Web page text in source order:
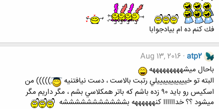
فك كنم ده ام بيادجوابا
atp2
Aug 13, 2016
باحال ميشهههههههههه
البته تو خيييييييييييلي رتبت بالاست ، دست نيافتنيه
))))) من
اسكيس رو بايد ٩٠ زده باشم كه باتر همكلاسي بشم ، مگر داريم مگر
ميشود ؟؟ خداااااا كنههههههه بشششششششششششه